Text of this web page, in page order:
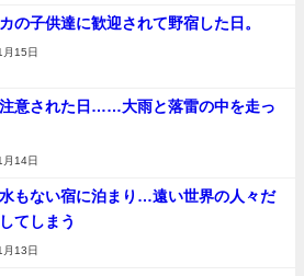
の子供達に歓迎されて野宿した日。
15日
意された日……大雨と落雷の中を走っ
14日
もない宿に泊まり…遠い世界の人々だ
てしまう
13日